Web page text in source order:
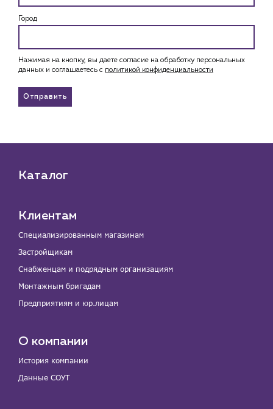
Город
Нажимая на кнопку, вы даете согласие на обработку персональных
данных и соглашаетесь c политикой конфиденциальности
Отправить
Каталог
Клиентам
Специализированным магазинам
Застройщикам
Снабженцам и подрядным организациям
Монтажным бригадам
Предприятиям и юр.лицам
О компании
История компании
Данные СОУТ